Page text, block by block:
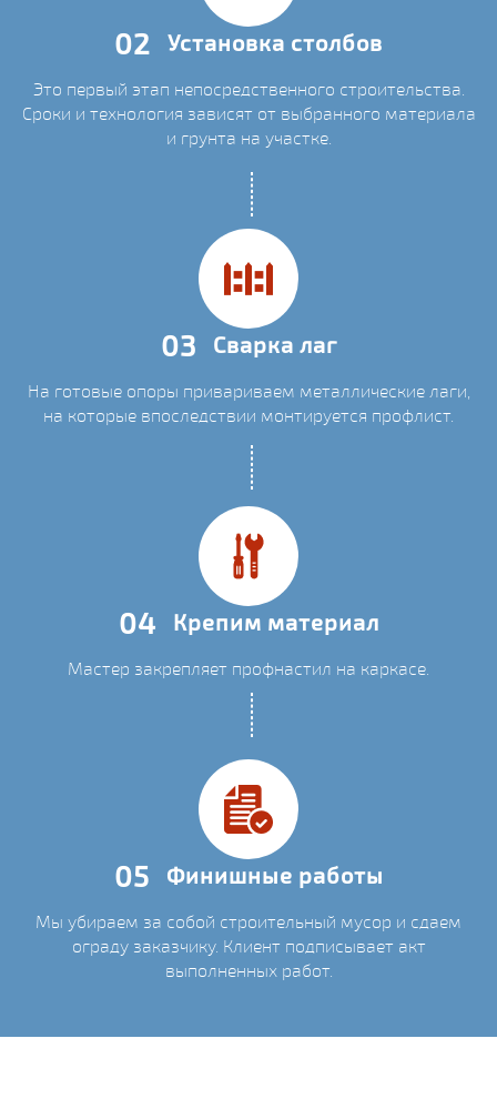
02 Установка столбов
Это первый этап непосредственного строительства.
Сроки и технология зависят от выбранного материала
и грунта на участке.
03 Сварка лаг
На готовые опоры привариваем металлические лаги,
на которые впоследствии монтируется профлист.
04 Крепим материал
Мастер закрепляет профнастил на каркасе.
05 Финишные работы
Мы убираем за собой строительный мусор и сдаем
ограду заказчику. Клиент подписывает акт
выполненных работ.